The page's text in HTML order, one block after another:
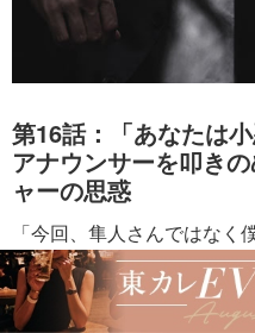
第16話：「あなたは
アナウンサーを叩き
ャーの思惑
「今回、隼人さんではな
ておきたくて。正直、佐藤
と以外に、何か裏が…ある